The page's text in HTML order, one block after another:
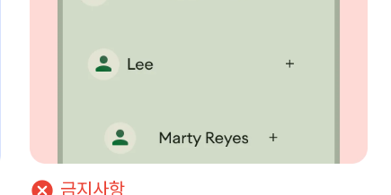
금지사항